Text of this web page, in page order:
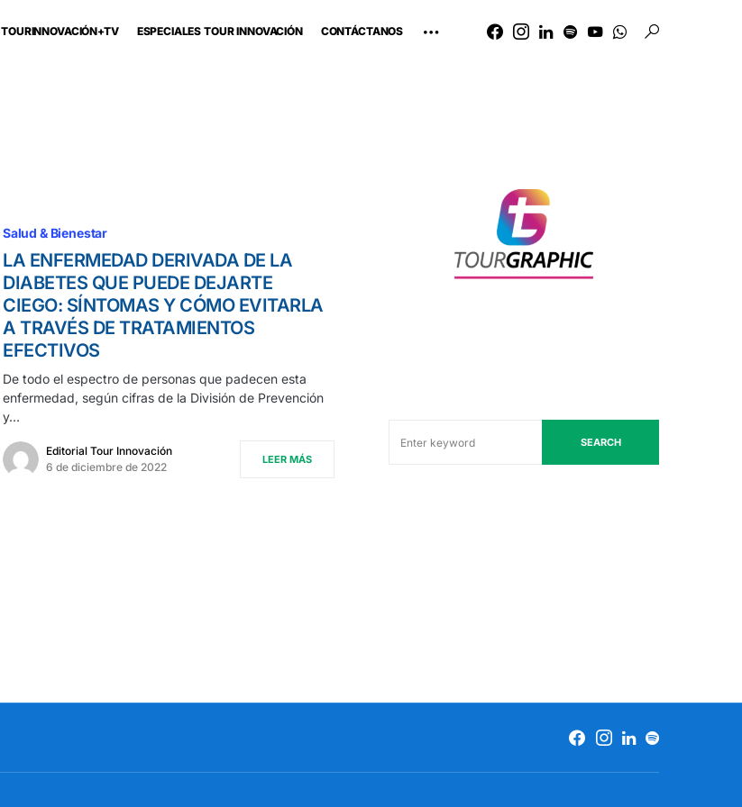
TOURINNOVACIÓN+TV ESPECIALES TOUR INNOVACIÓN CONTÁCTANOS
Salud & Bienestar
LA ENFERMEDAD DERIVADA DE LA
DIABETES QUE PUEDE DEJARTE
CIEGO: SÍNTOMAS Y CÓMO EVITARLA
A TRAVÉS DE TRATAMIENTOS
EFECTIVOS
De todo el espectro de personas que padecen esta
enfermedad, según cifras de la División de Prevención
y…
Editorial Tour Innovación
6 de diciembre de 2022
LEER MÁS
SEARCH